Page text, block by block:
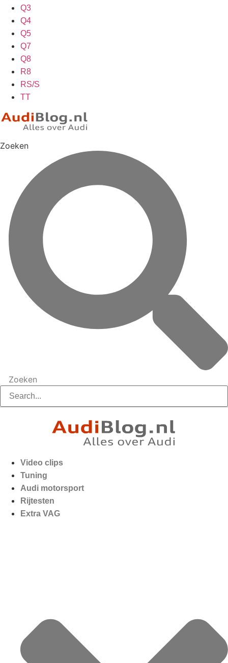
Q3
Q4
Q5
Q7
Q8
R8
RS/S
TT
Zoeken
Zoeken
Video clips
Tuning
Audi motorsport
Rijtesten
Extra VAG